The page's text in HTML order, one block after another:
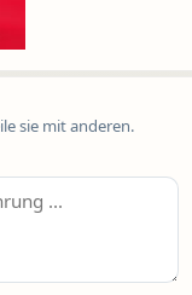
sie mit anderen.